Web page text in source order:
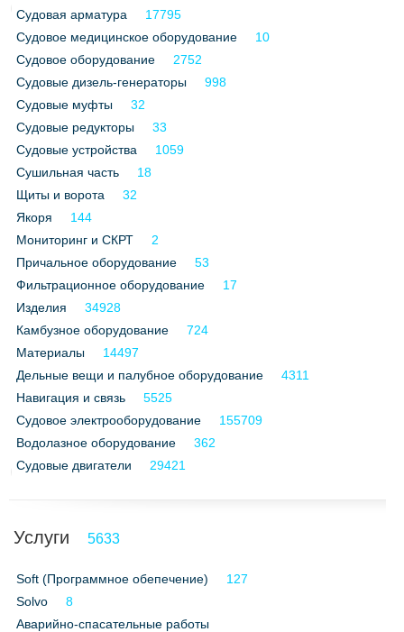
Судовая арматура
17795
Судовое медицинское оборудование
10
Судовое оборудование
2752
Судовые дизель-генераторы
998
Судовые муфты
32
Судовые редукторы
33
Судовые устройства
1059
Сушильная часть
18
Щиты и ворота
32
Якоря
144
Мониторинг и СКРТ
2
Причальное оборудование
53
Фильтрационное оборудование
17
Изделия
34928
Камбузное оборудование
724
Материалы
14497
Дельные вещи и палубное оборудование
4311
Навигация и связь
5525
Судовое электрооборудование
155709
Водолазное оборудование
362
Судовые двигатели
29421
Услуги 5633
Soft (Программное обепечение)
127
Solvo
8
Аварийно-спасательные работы